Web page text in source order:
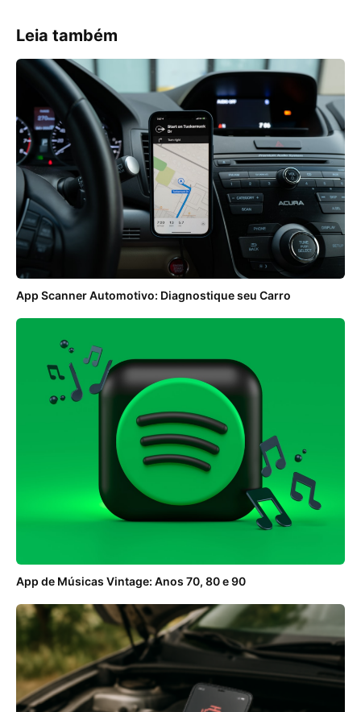
Leia também
App Scanner Automotivo: Diagnostique seu Carro
App de Músicas Vintage: Anos 70, 80 e 90